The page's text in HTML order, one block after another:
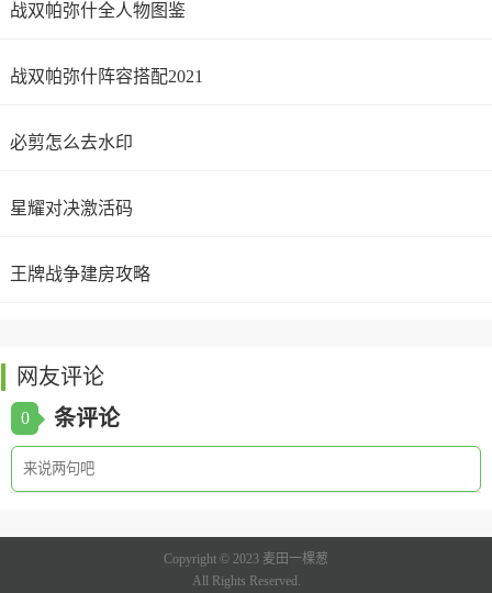
战双帕弥什全人物图鉴
战双帕弥什阵容搭配2021
必剪怎么去水印
星耀对决激活码
王牌战争建房攻略
网友评论
0 条评论
Copyright © 2023 麦田一棵葱
All Rights Reserved.